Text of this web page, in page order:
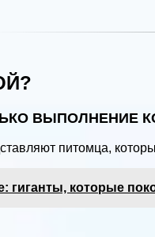
ВЫПОЛНЕНИЕ
питомца,
которые